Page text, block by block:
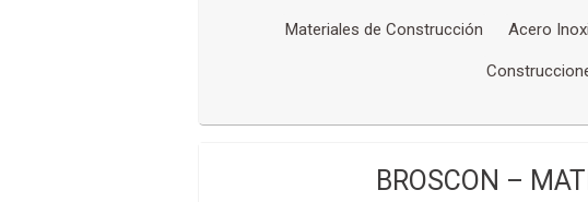
Materiales de Construcción Acero
BROSCON –